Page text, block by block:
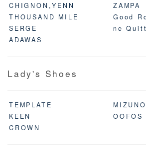
CHIGNON,YENN
ZAMPA
THOUSAND MILE
Good
SERGE
ne
ADAWAS
Lady's Shoes
TEMPLATE
MIZUNO
KEEN
OOFOS
CROWN